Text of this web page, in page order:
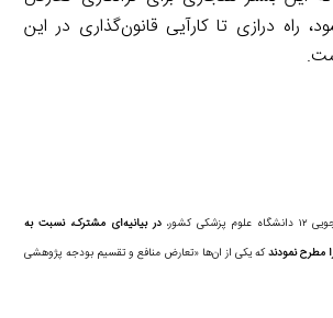
راه درازی تا کارآیی قانون‌گذاری در این
کشور،
در بیانیه‌ای مشترک، نسبت به
مطرح نمودندکه یکی از ان‌ها «تعارض منافع و تقسیم بودجه پژوهشی